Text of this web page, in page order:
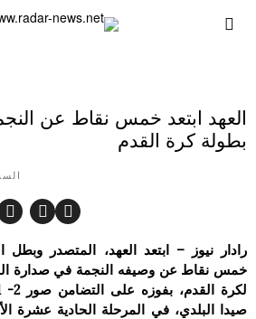
العهد ابتعد خمس نقاط عن
بطولة كرة القدم
السبت, 15
رادار نيوز – ابتعد العهد، المتصدر وبطل
صيدا البلدي، في المرحلة الحادية عشرة